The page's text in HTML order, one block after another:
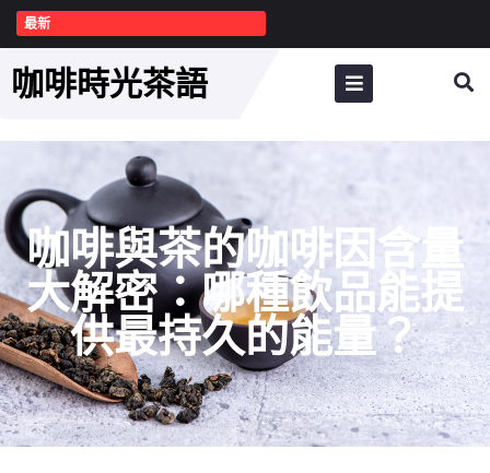
最新
咖啡時光茶語
咖啡與茶的咖啡因含量
大解密：哪種飲品能提
供最持久的能量？